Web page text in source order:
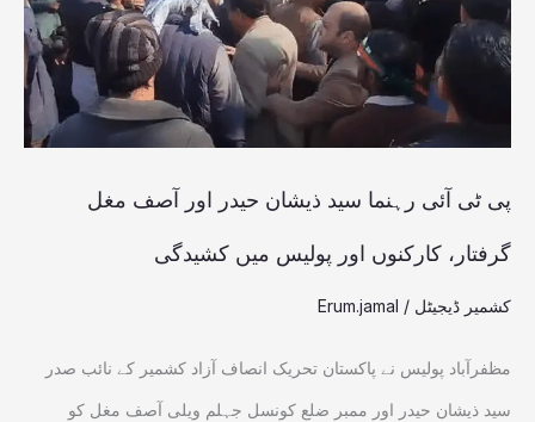
پی ٹی آئی رہنما سید ذیشان حیدر اور آصف مغل
گرفتار، کارکنوں اور پولیس میں کشیدگی
کشمیر ڈیجیٹل /
Erum.jamal
مظفرآباد پولیس نے پاکستان تحریک انصاف آزاد کشمیر کے نائب صدر
سید ذیشان حیدر اور ممبر ضلع کونسل جہلم ویلی آصف مغل کو
سید
ذیشان
اور
آصف
گرفتار،
کارکنوں
اور